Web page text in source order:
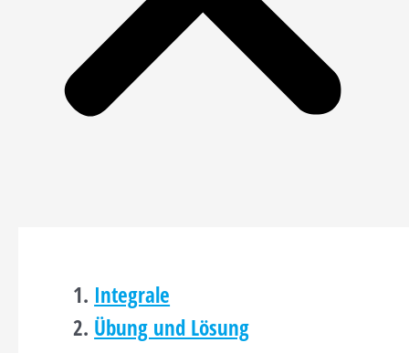
Integrale
Übung und Lösung